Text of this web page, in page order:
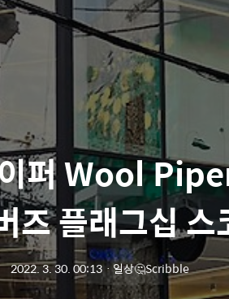
퍼 Wool
즈 플래그십 스
2022. 3. 30. 00:13ㆍ일상🤔Scribble